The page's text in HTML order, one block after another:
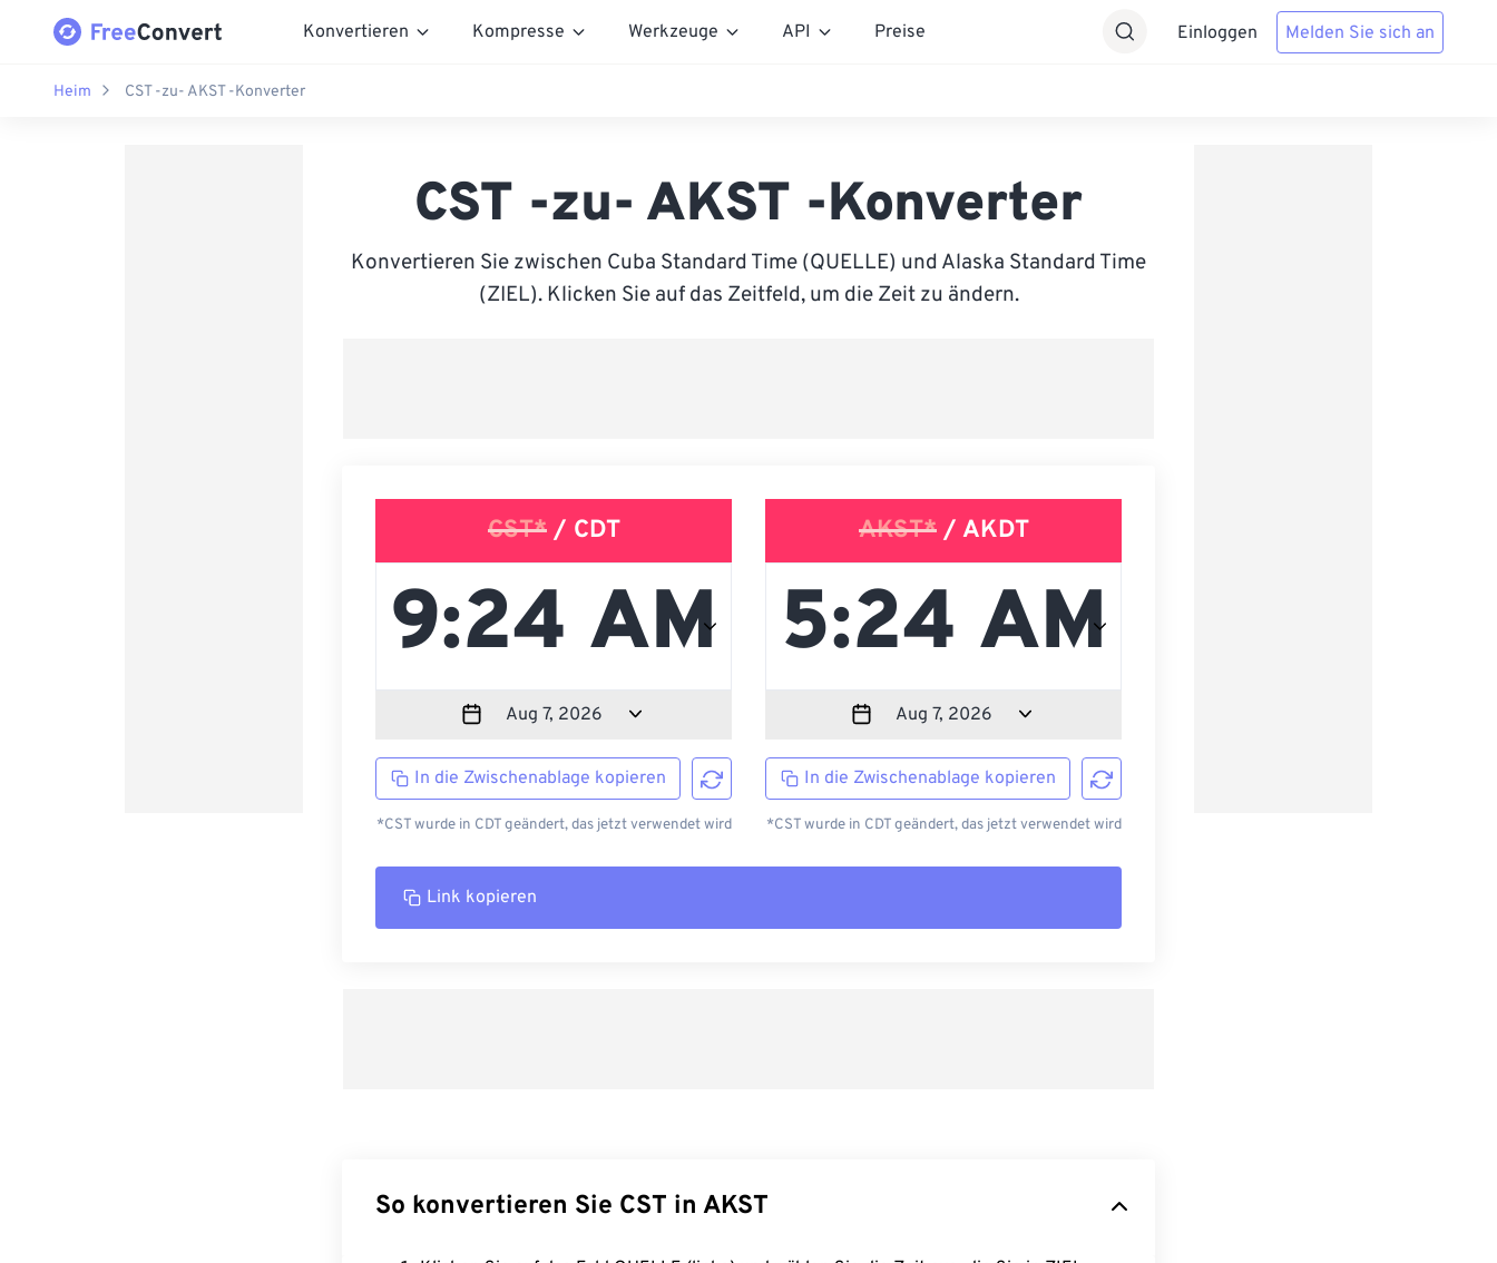
Konvertieren Kompresse Werkzeuge API Preise Einloggen Melden Sie sich an
Heim CST -zu- AKST -Konverter
CST -zu- AKST -Konverter
Konvertieren Sie zwischen Cuba Standard Time (QUELLE) und Alaska Standard Time
(ZIEL). Klicken Sie auf das Zeitfeld, um die Zeit zu ändern.
CST*/ CDT
In die Zwischenablage kopieren
*CST wurde in CDT geändert, das jetzt verwendet wird
AKST*/ AKDT
In die Zwischenablage kopieren
*CST wurde in CDT geändert, das jetzt verwendet wird
Link kopieren
So konvertieren Sie CST in AKST